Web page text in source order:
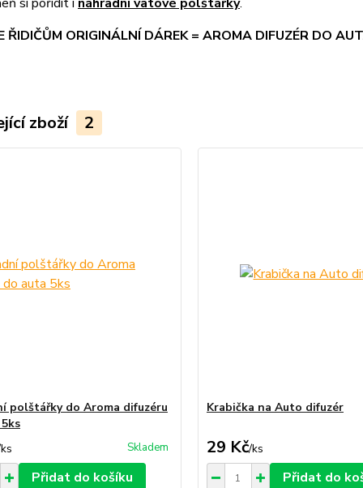
ŘIDIČŮM ORIGINÁLNÍ DÁREK = AROMA DIFUZÉR DO
zboží 2
polštářky do Aroma difuzéru
ks Skladem
Přidat do košíku
Krabička na Auto difuzér
29 Kč/ks
Přidat do